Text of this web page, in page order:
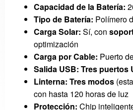
Capacidad de la Batería:
Tipo de Batería: Polímero
Carga Solar: Sí, con
optimización
Carga por Cable: Puerto
Salida USB: Tres puertos
Linterna: Tres modos
con hasta 120 horas de luz
Protección: Chip